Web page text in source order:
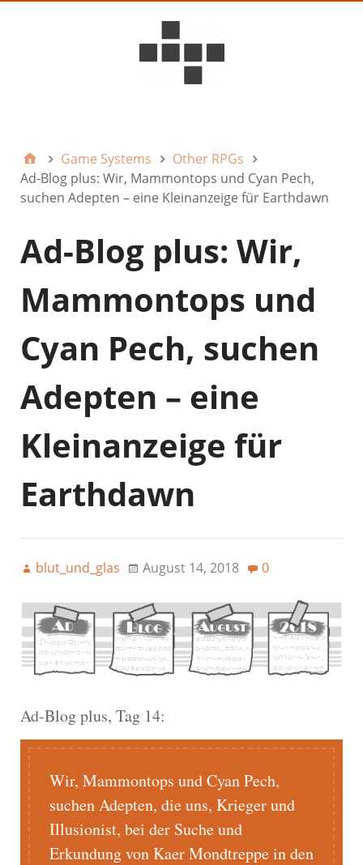
Game Systems
Other RPGs
Ad-Blog plus: Wir, Mammontops und Cyan Pech,
suchen Adepten – eine Kleinanzeige für Earthdawn
Ad-Blog plus: Wir,
Mammontops und
Cyan Pech, suchen
Adepten – eine
Kleinanzeige für
Earthdawn
blut_und_glas August 14, 2018 0
Ad-Blog plus, Tag 14:
Wir, Mammontops und Cyan Pech,
suchen Adepten, die uns, Krieger und
Illusionist, bei der Suche und
Erkundung von Kaer Mondtreppe in den